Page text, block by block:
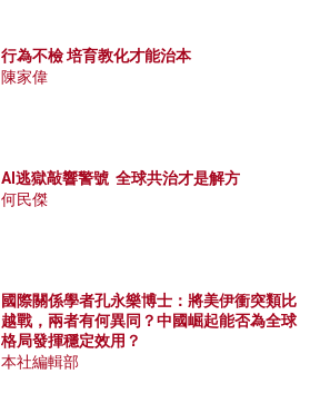
行為不檢 培育教化才能治本
陳家偉
AI逃獄敲響警號 全球共治才是解方
何民傑
國際關係學者孔永樂博士：將美伊衝突類比
越戰，兩者有何異同？中國崛起能否為全球
格局發揮穩定效用？
本社編輯部